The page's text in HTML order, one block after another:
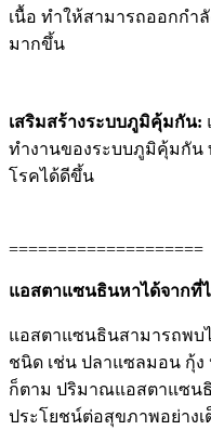
เนื้อ ทำให้สามารถออกกำ
มากขึ้น
เสริมสร้างระบบภูมิคุ้มกัน:
ทำงานของระบบภูมิคุ้มกัน
โรคได้ดีขึ้น
====================
แอสตาแซนธินหาได้จากที่
แอสตาแซนธินสามารถพบ
ชนิด เช่น ปลาแซลมอน กุ้ง
ก็ตาม ปริมาณแอสตาแซน
ประโยชน์ต่อสุขภาพอย่าง